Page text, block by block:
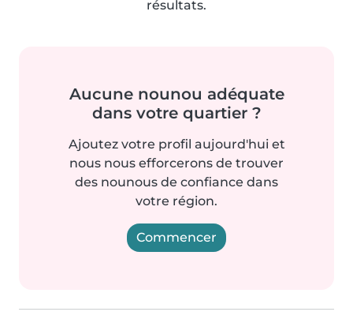
résultats.
Aucune nounou adéquate
dans votre quartier ?
Ajoutez votre profil aujourd'hui et
nous nous efforcerons de trouver
des nounous de confiance dans
votre région.
Commencer